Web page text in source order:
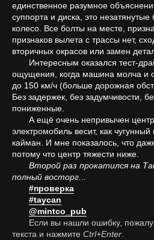
единственное разумное
суппорта и диска, это
колесо. Все болты на месте,
признаков вылета с трассы нет,
вторичных окрасов или замен
Интересным оказался тест-
ощущения, когда машина молча и
до 150 км/ч (больше дорожная
Без задержек, без задумчивости,
пониженные.
А ещё очень непривычен
электромобиль весит, как
кайман. И мне показалось, что
потому что центр тяжести ниже.
Второй раз прокатился на
полный восторг.
#проверка
#taycan
@mintco_pub
Если вы нашли ошибку,
текста и нажмите Ctrl+Enter